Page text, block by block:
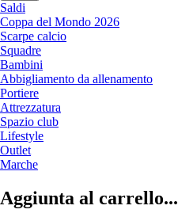
Saldi
Coppa del Mondo 2026
Scarpe calcio
Squadre
Bambini
Abbigliamento da allenamento
Portiere
Attrezzatura
Spazio club
Lifestyle
Outlet
Marche
Aggiunta al carrello...